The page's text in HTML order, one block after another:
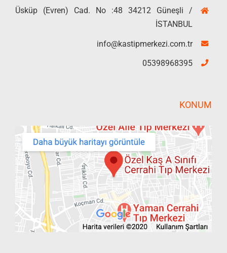
Üsküp (Evren) Cad. No :48 34212 Güneşli /
İSTANBUL
info@kastipmerkezi.com.tr
05398968395
KONUM